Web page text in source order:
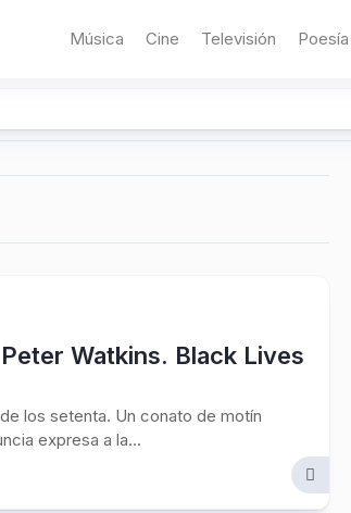
Música Cine Televisión Poesía
Peter Watkins. Black Lives
los setenta. Un conato de motín
expresa a la...